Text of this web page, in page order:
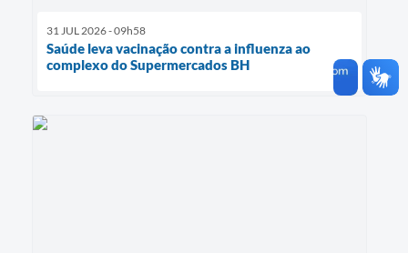
31 JUL 2026 - 09h58
Saúde leva vacinação contra a influenza ao
complexo do Supermercados BH